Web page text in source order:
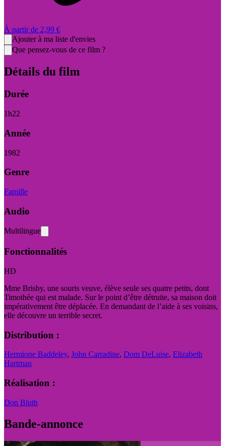
À partir de 2,99 €
Ajouter à ma liste d'envies
Que pensez-vous de ce film ?
Détails du film
Durée
1h22
Année
1982
Genre
Famille
Audio
Multilingue
Fonctionnalités
HD
Mme Brisby, une souris veuve, élève seule ses quatre petits, dont
Timothée qui est malade. Sur le point d’être détruite, sa maison doit
impérativement être déplacée. En demandant de l’aide à ses voisins,
elle découvre un terrible secret.
Distribution :
Hermione Baddeley, John Carradine, Dom DeLuise, Elizabeth
Hartman
Réalisation :
Don Bluth
Bande-annonce